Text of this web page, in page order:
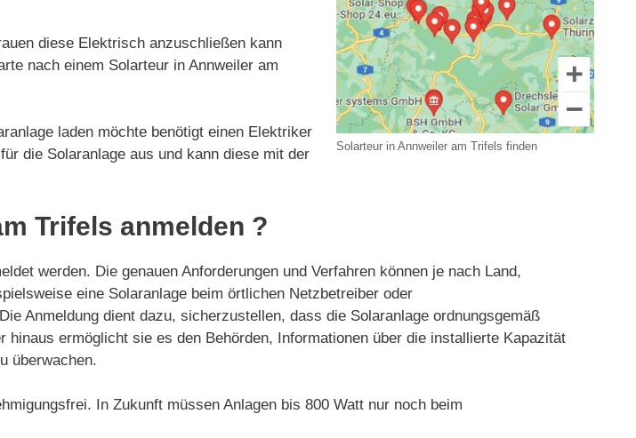
Solarteur in Annweiler am Trifels finden
diese Elektrisch anzuschließen kann
nach einem Solarteur in Annweiler am
laden möchte benötigt einen Elektriker
die Solaranlage aus und kann diese mit der
Trifels anmelden ?
werden. Die genauen Anforderungen und Verfahren können je nach Land,
eine Solaranlage beim örtlichen Netzbetreiber oder
Anmeldung dient dazu, sicherzustellen, dass die Solaranlage ordnungsgemäß
ermöglicht sie es den Behörden, Informationen über die installierte Kapazität
überwachen.
In Zukunft müssen Anlagen bis 800 Watt nur noch beim